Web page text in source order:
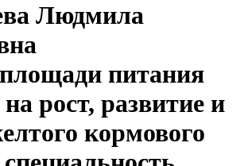
Людмила
питания
рост, развитие и
кормового